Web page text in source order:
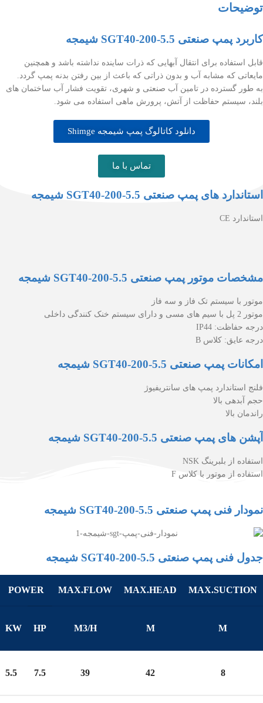
توضیحات
کاربرد پمپ صنعتی SGT40-200-5.5 شیمجه
قابل استفاده برای انتقال آبهایی که ذرات ساینده نداشته باشد و همچنین
مایعاتی که مشابه آب و بدون ذراتی که باعث از بین رفتن بدنه پمپ گردد.
به طور گسترده در تامین آب صنعتی و شهری، تقویت فشار آب ساختمان های
بلند، سیستم حفاظت از آتش، پرورش ماهی استفاده می شود.
دانلود کاتالوگ پمپ شیمجه Shimge
تماس با ما
استاندارد های پمپ صنعتی SGT40-200-5.5 شیمجه
استاندارد CE
مشخصات موتور پمپ صنعتی SGT40-200-5.5 شیمجه
موتور با سیستم تک فاز و سه فاز
موتور 2 پل با سیم های مسی و دارای سیستم خنک کنندگی داخلی
درجه حفاظت: IP44
درجه عایق: کلاس B
امکانات پمپ صنعتی SGT40-200-5.5 شیمجه
فلنج استاندارد پمپ های سانتریفیوژ
حجم آبدهی بالا
راندمان بالا
آپشن های پمپ صنعتی SGT40-200-5.5 شیمجه
استفاده از بلبرینگ NSK
استفاده از موتور با کلاس F
نمودار فنی پمپ صنعتی SGT40-200-5.5 شیمجه
جدول فنی پمپ صنعتی SGT40-200-5.5 شیمجه
POWER MAX.FLOW MAX.HEAD MAX.SUCTION
KW HP M3/H M M
5.5 7.5 39 42 8